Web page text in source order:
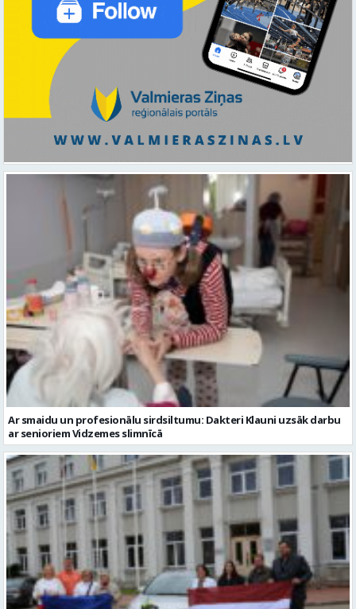
Ar smaidu un profesionālu sirdsiltumu: Dakteri Klauni uzsāk darbu
ar senioriem Vidzemes slimnīcā